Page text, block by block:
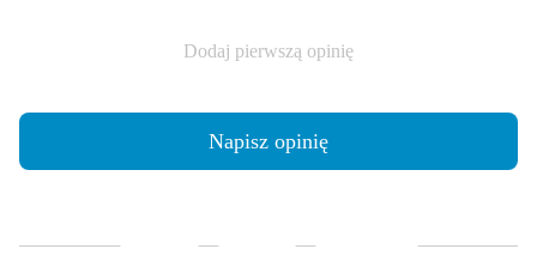
Dodaj pierwszą opinię
Napisz opinię